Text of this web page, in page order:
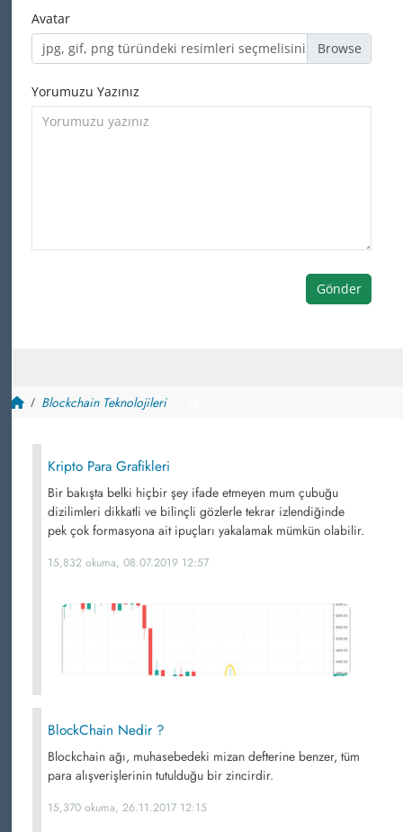
Avatar
jpg, gif, png türündeki resimleri seçmelisiniz
Yorumuzu Yazınız
Gönder
Blockchain Teknolojileri
Kripto Para Grafikleri
Bir bakışta belki hiçbir şey ifade etmeyen mum çubuğu
dizilimleri dikkatli ve bilinçli gözlerle tekrar izlendiğinde
pek çok formasyona ait ipuçları yakalamak mümkün olabilir.
15,832 okuma, 08.07.2019 12:57
BlockChain Nedir ?
Blockchain ağı, muhasebedeki mizan defterine benzer, tüm
para alışverişlerinin tutulduğu bir zincirdir.
15,370 okuma, 26.11.2017 12:15